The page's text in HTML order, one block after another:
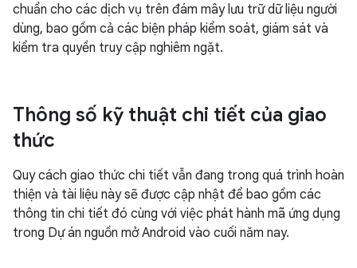
chuẩn cho các dịch vụ trên đám mây lưu trữ dữ liệu người
dùng, bao gồm cả các biện pháp kiểm soát, giám sát và
kiểm tra quyền truy cập nghiêm ngặt.
Thông số kỹ thuật chi tiết của giao
thức
Quy cách giao thức chi tiết vẫn đang trong quá trình hoàn
thiện và tài liệu này sẽ được cập nhật để bao gồm các
thông tin chi tiết đó cùng với việc phát hành mã ứng dụng
trong Dự án nguồn mở Android vào cuối năm nay.